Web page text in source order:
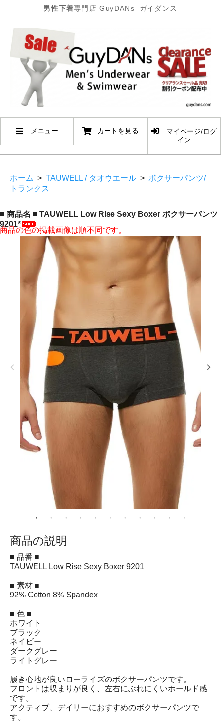
男性下着専門店 GuyDANs_ガイダンス
メニュー カートを見る
マイページ/ログ
イン
ホーム > TAUWELL / タオウエール > ボクサーパンツ/
トランクス
■ 商品名 ■ TAUWELL Low Rise Sexy Boxer ボクサーパンツ
9201*
商品の色の掲載画像は順不同です。
商品の説明
■ 品番 ■
TAUWELL Low Rise Sexy Boxer 9201
■ 素材 ■
92% Cotton 8% Spandex
■ 色 ■
ホワイト
ブラック
ネイビー
ダークグレー
ライトグレー
履き心地が良いローライズのボクサーパンツです。
フロントは収まりが良く、左右にぶれにくいホールド感
です。
アクティブ、デイリーにおすすめのボクサーパンツで
す。